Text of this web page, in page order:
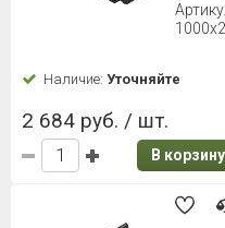
Наличие: Уточняйте
2 684 руб. / шт.
В корзину